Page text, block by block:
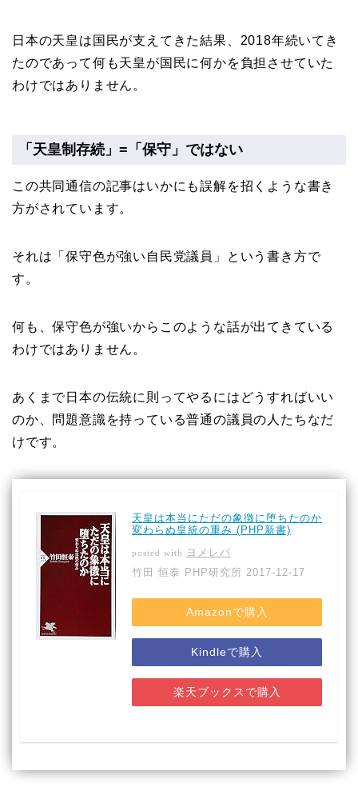
日本の天皇は国民が支えてきた結果、2018年続いてき
たのであって何も天皇が国民に何かを負担させていた
わけではありません。
「天皇制存続」=「保守」ではない
この共同通信の記事はいかにも誤解を招くような書き
方がされています。
それは「保守色が強い自民党議員」という書き方で
す。
何も、保守色が強いからこのような話が出てきている
わけではありません。
あくまで日本の伝統に則ってやるにはどうすればいい
のか、問題意識を持っている普通の議員の人たちなだ
けです。
天皇は本当にただの象徴に堕ちたのか
変わらぬ皇統の重み (PHP新書)
posted with
ヨメレバ
竹田 恒泰 PHP研究所 2017-12-17
Amazonで購入
Kindleで購入
楽天ブックスで購入